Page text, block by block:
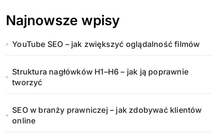
Najnowsze wpisy
YouTube SEO – jak zwiększyć oglądalność filmów
Struktura nagłówków H1–H6 – jak ją poprawnie
tworzyć
SEO w branży prawniczej – jak zdobywać klientów
online